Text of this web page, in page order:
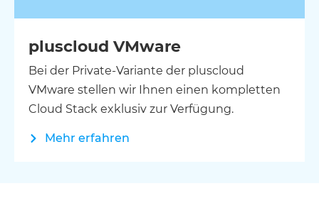
pluscloud VMware
Bei der Private-Variante der pluscloud
VMware stellen wir Ihnen einen kompletten
Cloud Stack exklusiv zur Verfügung.
Mehr erfahren